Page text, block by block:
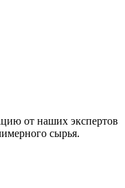
от наших экспертов
сырья.